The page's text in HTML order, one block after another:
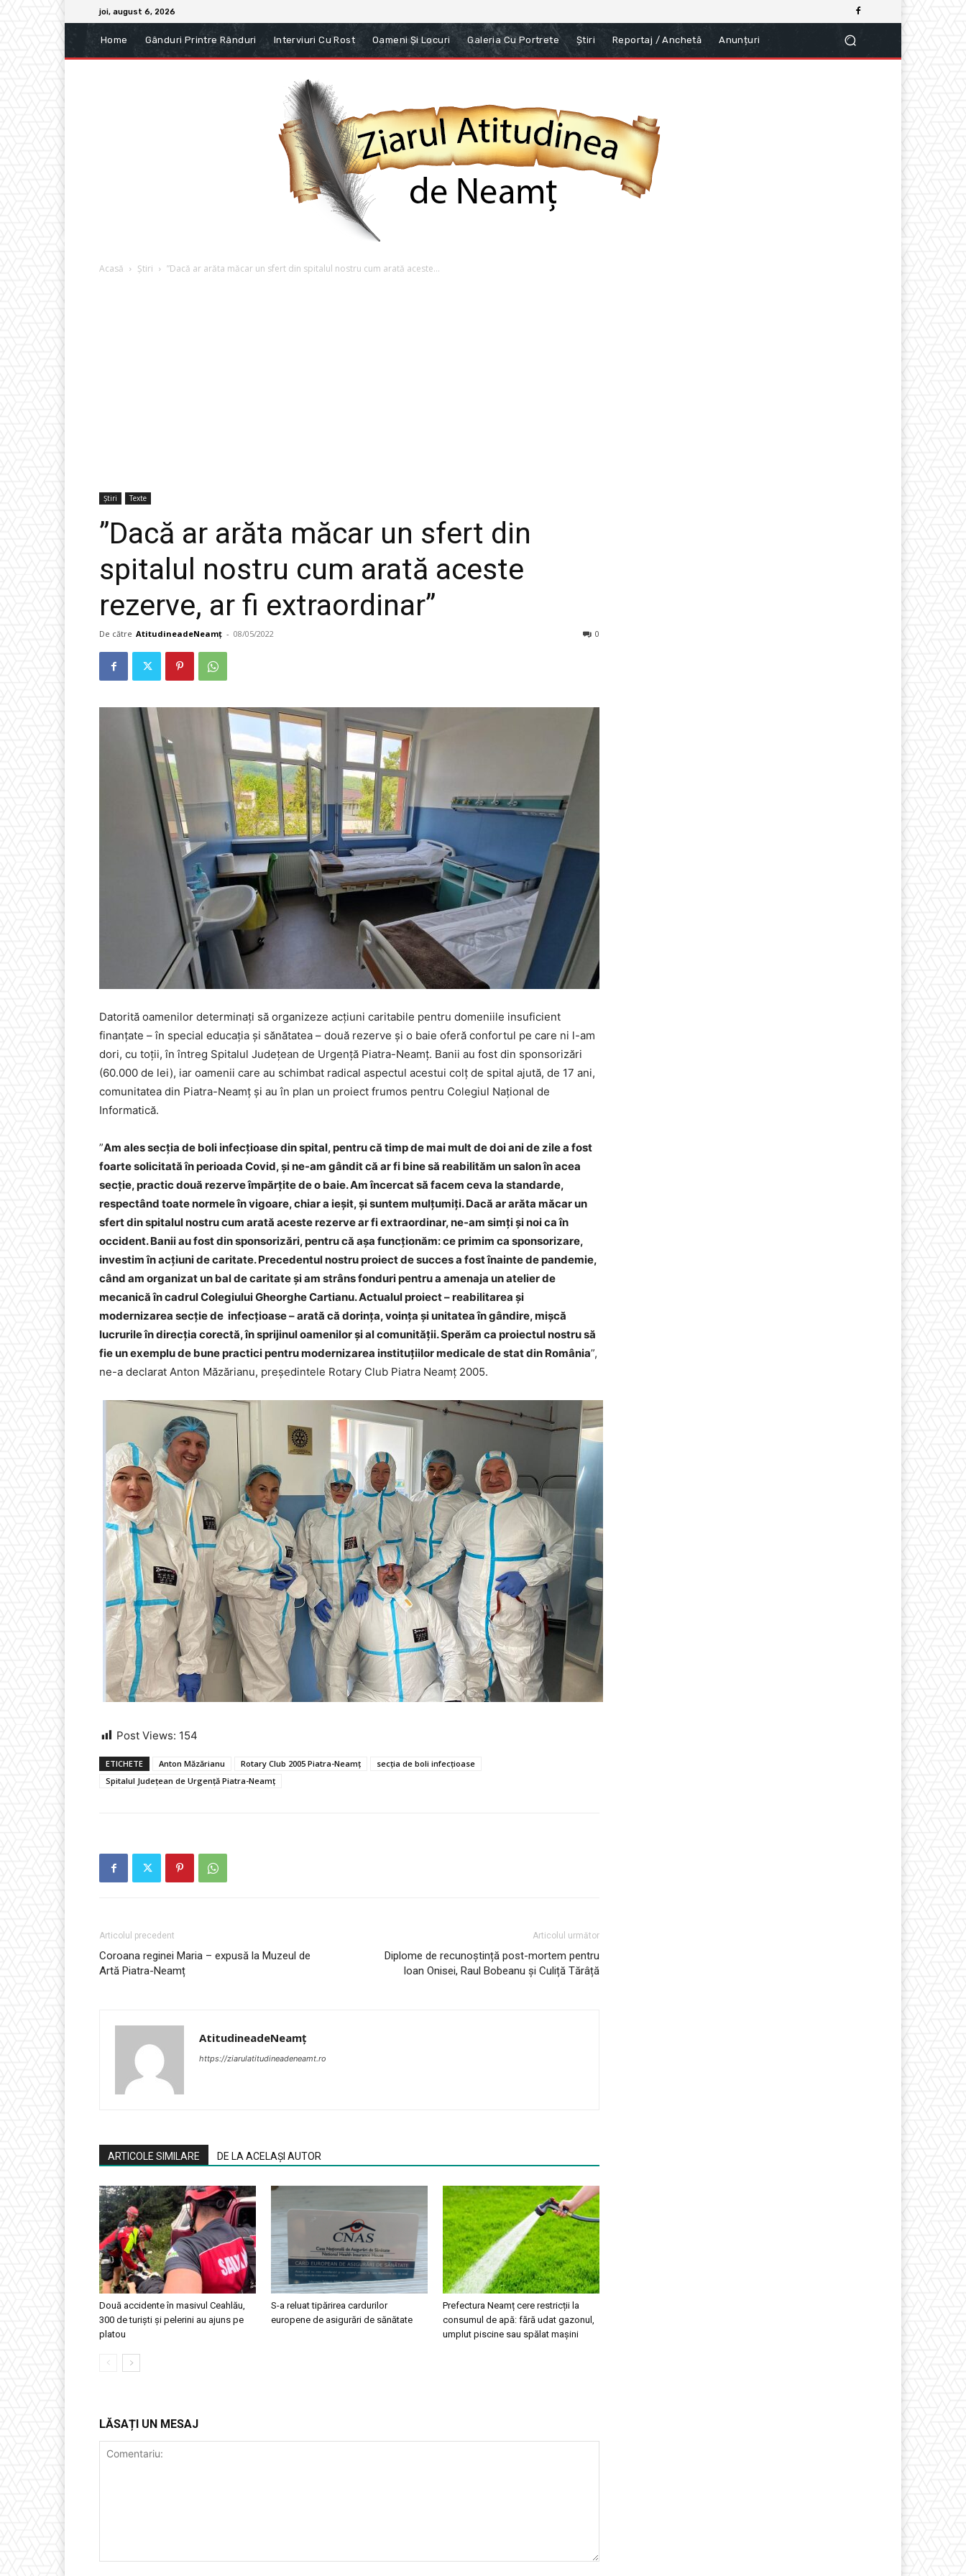
joi, august 6, 2026
Home Gânduri Printre Rânduri Interviuri Cu Rost Oameni Și Locuri Galeria Cu Portrete Știri Reportaj / Anchetă Anunțuri
Acasă Știri ”Dacă ar arăta măcar un sfert din spitalul nostru cum arată aceste...
Știri Texte
”Dacă ar arăta măcar un sfert din
spitalul nostru cum arată aceste
rezerve, ar fi extraordinar”
De către AtitudineadeNeamț - 08/05/2022 0
Datorită oamenilor determinați să organizeze acțiuni caritabile pentru domeniile insuficient
finanțate – în special educația și sănătatea – două rezerve și o baie oferă confortul pe care ni l-am
dori, cu toții, în întreg Spitalul Județean de Urgență Piatra-Neamț. Banii au fost din sponsorizări
(60.000 de lei), iar oamenii care au schimbat radical aspectul acestui colț de spital ajută, de 17 ani,
comunitatea din Piatra-Neamț și au în plan un proiect frumos pentru Colegiul Național de
Informatică.
”Am ales secția de boli infecțioase din spital, pentru că timp de mai mult de doi ani de zile a fost
foarte solicitată în perioada Covid, și ne-am gândit că ar fi bine să reabilităm un salon în acea
secție, practic două rezerve împărțite de o baie. Am încercat să facem ceva la standarde,
respectând toate normele în vigoare, chiar a ieșit, și suntem mulțumiți. Dacă ar arăta măcar un
sfert din spitalul nostru cum arată aceste rezerve ar fi extraordinar, ne-am simți și noi ca în
occident. Banii au fost din sponsorizări, pentru că așa funcționăm: ce primim ca sponsorizare,
investim în acțiuni de caritate. Precedentul nostru proiect de succes a fost înainte de pandemie,
când am organizat un bal de caritate și am strâns fonduri pentru a amenaja un atelier de
mecanică în cadrul Colegiului Gheorghe Cartianu. Actualul proiect – reabilitarea și
modernizarea secție de infecțioase – arată că dorința, voința și unitatea în gândire, mișcă
lucrurile în direcția corectă, în sprijinul oamenilor și al comunității. Sperăm ca proiectul nostru să
fie un exemplu de bune practici pentru modernizarea instituțiilor medicale de stat din România”,
ne-a declarat Anton Măzărianu, președintele Rotary Club Piatra Neamț 2005.
Post Views: 154
ETICHETE Anton Măzărianu Rotary Club 2005 Piatra-Neamț
secția de boli infecțioase
Spitalul Județean de Urgență Piatra-Neamț
Articolul precedent
Coroana reginei Maria – expusă la Muzeul de
Artă Piatra-Neamț
Articolul următor
Diplome de recunoștință post-mortem pentru
Ioan Onisei, Raul Bobeanu și Culiță Tărâță
AtitudineadeNeamț
https://ziarulatitudineadeneamt.ro
ARTICOLE SIMILARE DE LA ACELAȘI AUTOR
Două accidente în masivul Ceahlău,
300 de turiști și pelerini au ajuns pe
platou
S-a reluat tipărirea cardurilor
europene de asigurări de sănătate
Prefectura Neamț cere restricții la
consumul de apă: fără udat gazonul,
umplut piscine sau spălat mașini
LĂSAȚI UN MESAJ